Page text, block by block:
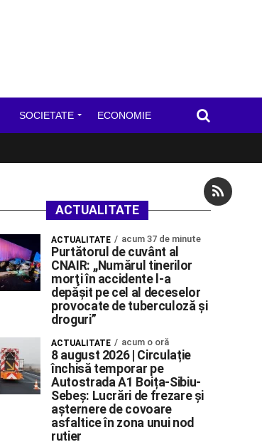
SOCIETATE ECONOMIE
ACTUALITATE
ACTUALITATE acum 37 de minute
Purtătorul de cuvânt al
CNAIR: ,,Numărul tinerilor
morţi în accidente l-a
depăşit pe cel al deceselor
provocate de tuberculoză şi
droguri”
ACTUALITATE acum o oră
8 august 2026 | Circulație
închisă temporar pe
Autostrada A1 Boița-Sibiu-
Sebeș: Lucrări de frezare și
așternere de covoare
asfaltice în zona unui nod
rutier